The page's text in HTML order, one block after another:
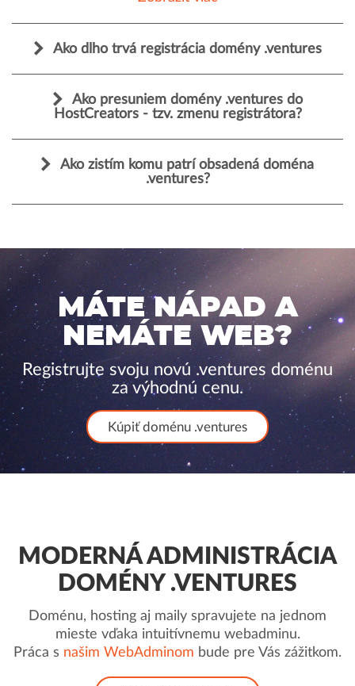
Ako dlho trvá registrácia domény .ventures
Ako presuniem domény .ventures do
HostCreators - tzv. zmenu registrátora?
Ako zistím komu patrí obsadená doména
.ventures?
MÁTE NÁPAD A
NEMÁTE WEB?
Registrujte svoju novú .ventures doménu
za výhodnú cenu.
Kúpiť doménu .ventures
MODERNÁ ADMINISTRÁCIA
DOMÉNY .VENTURES
Doménu, hosting aj maily spravujete na jednom
mieste vďaka intuitívnemu webadminu.
Práca s našim WebAdminom bude pre Vás zážitkom.